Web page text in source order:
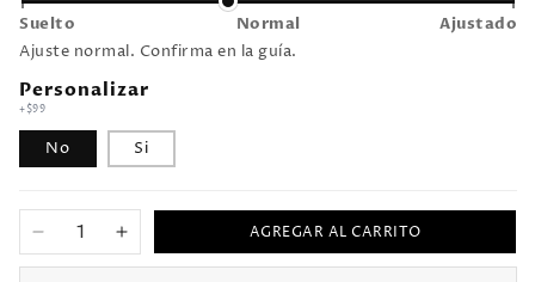
Suelto Normal Ajustado
Ajuste normal. Confirma en la guía.
Personalizar
+$99
No Si
Reducir
cantidad
Aumentar
cantidad
AGREGAR AL CARRITO